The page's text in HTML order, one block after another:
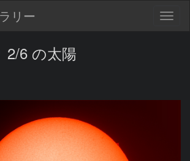
リー
2/6 の太陽